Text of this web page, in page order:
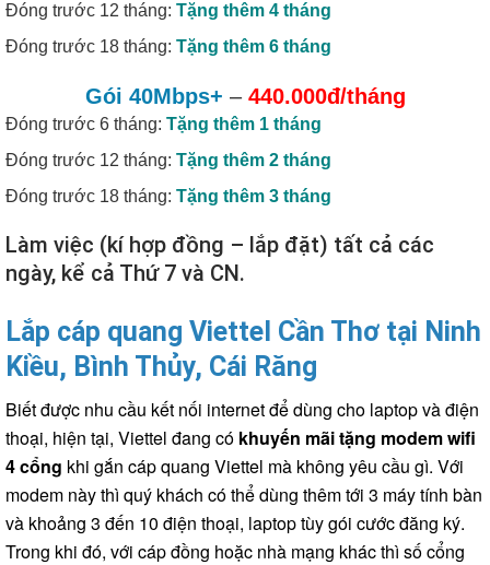
Đóng trước 12 tháng: Tặng thêm 4 tháng
Đóng trước 18 tháng: Tặng thêm 6 tháng
Gói 40Mbps+ – 440.000đ/tháng
Đóng trước 6 tháng: Tặng thêm 1 tháng
Đóng trước 12 tháng: Tặng thêm 2 tháng
Đóng trước 18 tháng: Tặng thêm 3 tháng
Làm việc (kí hợp đồng – lắp đặt) tất cả các
ngày, kể cả Thứ 7 và CN.
Lắp cáp quang Viettel Cần Thơ tại Ninh
Kiều, Bình Thủy, Cái Răng
Biết được nhu cầu kết nối internet để dùng cho laptop và điện
thoại, hiện tại, Viettel đang có khuyến mãi tặng modem wifi
4 cổng khi gắn cáp quang Viettel mà không yêu cầu gì. Với
modem này thì quý khách có thể dùng thêm tới 3 máy tính bàn
và khoảng 3 đến 10 điện thoại, laptop tùy gói cước đăng ký.
Trong khi đó, với cáp đồng hoặc nhà mạng khác thì số cổng